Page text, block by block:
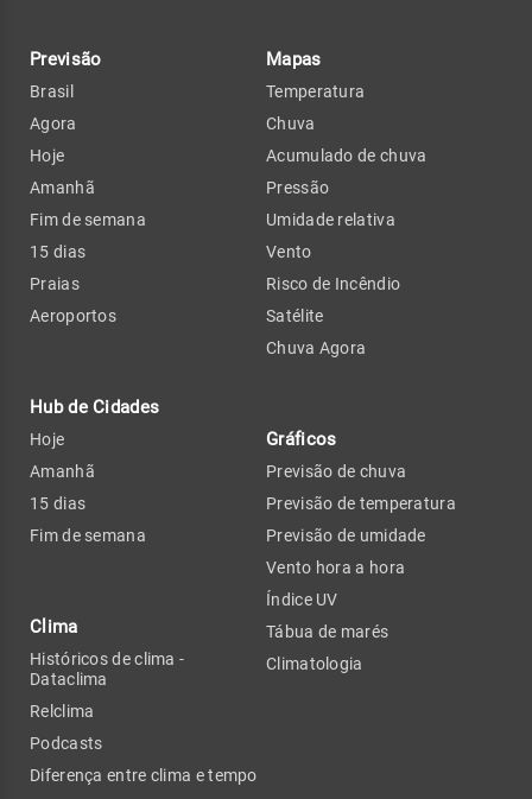
Previsão
Brasil
Agora
Hoje
Amanhã
Fim de semana
15 dias
Praias
Aeroportos
Hub de Cidades
Hoje
Amanhã
15 dias
Fim de semana
Clima
Históricos de clima -
Dataclima
Relclima
Podcasts
Diferença entre clima e tempo
Mapas
Temperatura
Chuva
Acumulado de chuva
Pressão
Umidade relativa
Vento
Risco de Incêndio
Satélite
Chuva Agora
Gráficos
Previsão de chuva
Previsão de temperatura
Previsão de umidade
Vento hora a hora
Índice UV
Tábua de marés
Climatologia